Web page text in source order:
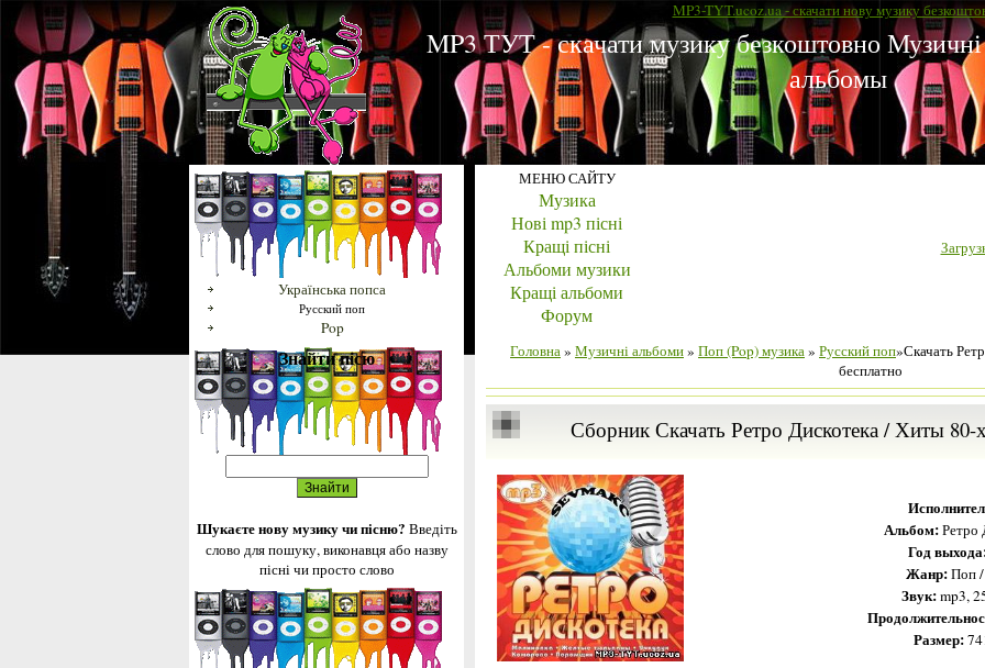
MP3-TYT.ucoz.ua - скачати нову музику
MP3 ТУТ - скачати музику безкоштовно
альбомы
Українська попса
Русский поп
Pop
Знайти пісю
Шукаєте нову музику чи пісню? Введіть
слово для пошуку, виконавця або назву
пісні чи просто слово
МЕНЮ САЙТУ
Музика
Нові mp3 пісні
Кращі пісні
Альбоми музики
Кращі альбоми
Форум
Головна» Музичні альбоми» Поп (Pop) музика» Русский поп»Скачать
бесплатно
Сборник Скачать Ретро Дискотека / Хиты 80-
Альбом:Ретро
Год
Жанр:Поп
Звук:mp3,
Размер: